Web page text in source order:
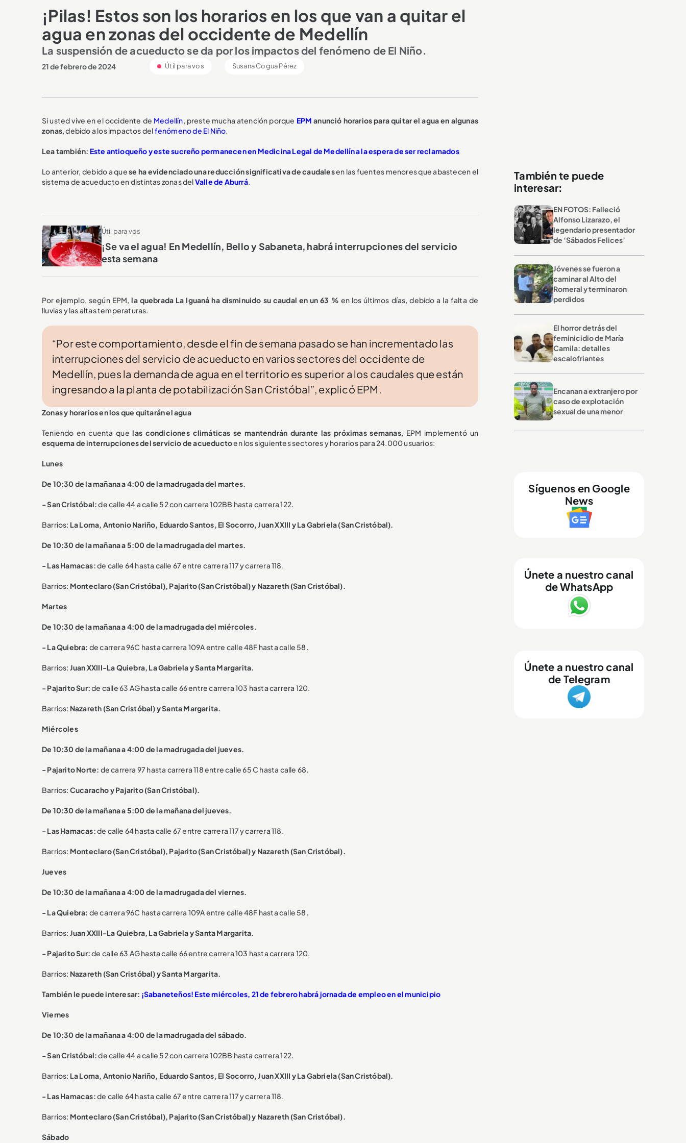
¡Pilas! Estos son los horarios en los que van a quitar el
agua en zonas del occidente de Medellín
La suspensión de acueducto se da por los impactos del fenómeno de El Niño.
21 de febrero de 2024 Útil para vos Susana Cogua Pérez
Si usted vive en el occidente de Medellín, preste mucha atención porque EPM anunció horarios para quitar el agua en algunas
zonas, debido a los impactos delfenómeno de El Niño.
Lea también: Este antioqueño y este sucreño permanecen en Medicina Legal de Medellín a la espera de ser reclamados
Lo anterior, debido a quese ha evidenciado una reducción significativa de caudalesen las fuentes menores que abastecen el
sistema de acueducto en distintas zonas delValle de Aburrá.
Útil para vos
¡Se va el agua! En Medellín, Bello y Sabaneta, habrá interrupciones del servicio
esta semana
Por ejemplo, según EPM,la quebrada La Iguaná ha disminuido su caudal en un 63 % en los últimos días, debido a la falta de
lluvias y las altas temperaturas.
“Por este comportamiento, desde el fin de semana pasado se han incrementado las
interrupciones del servicio de acueducto en varios sectores del occidente de
Medellín, pues la demanda de agua en el territorio es superior a los caudales que están
ingresando a la planta de potabilización San Cristóbal”, explicó EPM.
Zonas y horarios en los que quitarán el agua
Teniendo en cuenta quelas condiciones climáticas se mantendrán durante las próximas semanas, EPM implementó un
esquema de interrupciones del servicio de acueductoen los siguientes sectores y horarios para 24.000 usuarios:
Lunes
De 10:30 de la mañana a 4:00 de la madrugada del martes.
-San Cristóbal:de calle 44 a calle 52 con carrera 102BB hasta carrera 122.
Barrios: La Loma, Antonio Nariño, Eduardo Santos, El Socorro, Juan XXIII y La Gabriela (San Cristóbal).
De 10:30 de la mañana a 5:00 de la madrugada del martes.
-Las Hamacas:de calle 64 hasta calle 67 entre carrera 117 y carrera 118.
Barrios: Monteclaro (San Cristóbal), Pajarito (San Cristóbal) y Nazareth (San Cristóbal).
Martes
De 10:30 de la mañana a 4:00 de la madrugada del miércoles.
-La Quiebra: de carrera 96C hasta carrera 109A entre calle 48F hasta calle 58.
Barrios: Juan XXIII-La Quiebra, La Gabriela y Santa Margarita.
-Pajarito Sur:de calle 63 AG hasta calle 66 entre carrera 103 hasta carrera 120.
Barrios: Nazareth (San Cristóbal) y Santa Margarita.
Miércoles
De 10:30 de la mañana a 4:00 de la madrugada del jueves.
- Pajarito Norte: de carrera 97 hasta carrera 118 entre calle 65 C hasta calle 68.
Barrios: Cucaracho y Pajarito (San Cristóbal).
De 10:30 de la mañana a 5:00 de la mañana del jueves.
- Las Hamacas:de calle 64 hasta calle 67 entre carrera 117 y carrera 118.
Barrios: Monteclaro (San Cristóbal), Pajarito (San Cristóbal) y Nazareth (San Cristóbal).
Jueves
De 10:30 de la mañana a 4:00 de la madrugada del viernes.
- La Quiebra: de carrera 96C hasta carrera 109A entre calle 48F hasta calle 58.
Barrios: Juan XXIII-La Quiebra, La Gabriela y Santa Margarita.
- Pajarito Sur:de calle 63 AG hasta calle 66 entre carrera 103 hasta carrera 120.
Barrios: Nazareth (San Cristóbal) y Santa Margarita.
También le puede interesar: ¡Sabaneteños! Este miércoles, 21 de febrero habrá jornada de empleo en el municipio
Viernes
De 10:30 de la mañana a 4:00 de la madrugada del sábado.
- San Cristóbal:de calle 44 a calle 52 con carrera 102BB hasta carrera 122.
Barrios: La Loma, Antonio Nariño, Eduardo Santos, El Socorro, Juan XXIII y La Gabriela (San Cristóbal).
- Las Hamacas:de calle 64 hasta calle 67 entre carrera 117 y carrera 118.
Barrios: Monteclaro (San Cristóbal), Pajarito (San Cristóbal) y Nazareth (San Cristóbal).
Sábado
También te puede
interesar:
EN FOTOS: Falleció
Alfonso Lizarazo, el
legendario presentador
de ‘Sábados Felices’
Jóvenes se fueron a
caminar al Alto del
Romeral y terminaron
perdidos
El horror detrás del
feminicidio de María
Camila: detalles
escalofriantes
Encanan a extranjero por
caso de explotación
sexual de una menor
Síguenos en Google
News
Únete a nuestro canal
de WhatsApp
Únete a nuestro canal
de Telegram